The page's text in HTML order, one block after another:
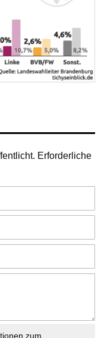
Erforderliche
zum